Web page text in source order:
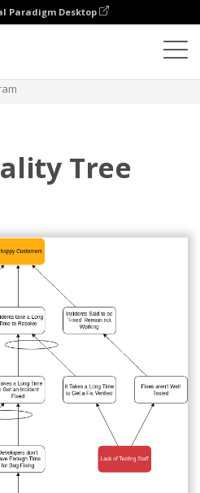
Paradigm Desktop
Tree